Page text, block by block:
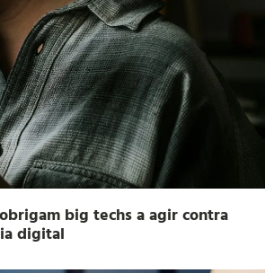
big techs a agir contra
digital